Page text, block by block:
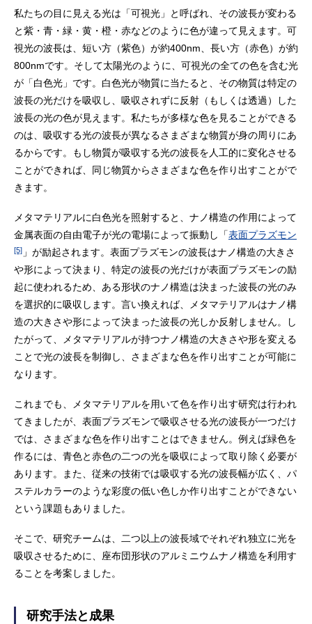
私たちの目に見える光は「可視光」と呼ばれ、その波長が変わる
と紫・青・緑・黄・橙・赤などのように色が違って見えます。可
視光の波長は、短い方（紫色）が約400nm、長い方（赤色）が約
800nmです。そして太陽光のように、可視光の全ての色を含む光
が「白色光」です。白色光が物質に当たると、その物質は特定の
波長の光だけを吸収し、吸収されずに反射（もしくは透過）した
波長の光の色が見えます。私たちが多様な色を見ることができる
のは、吸収する光の波長が異なるさまざまな物質が身の周りにあ
るからです。もし物質が吸収する光の波長を人工的に変化させる
ことができれば、同じ物質からさまざまな色を作り出すことがで
きます。
メタマテリアルに白色光を照射すると、ナノ構造の作用によって
金属表面の自由電子が光の電場によって振動し「表面プラズモン
[5] 」が励起されます。表面プラズモンの波長はナノ構造の大きさ
や形によって決まり、特定の波長の光だけが表面プラズモンの励
起に使われるため、ある形状のナノ構造は決まった波長の光のみ
を選択的に吸収します。言い換えれば、メタマテリアルはナノ構
造の大きさや形によって決まった波長の光しか反射しません。し
たがって、メタマテリアルが持つナノ構造の大きさや形を変える
ことで光の波長を制御し、さまざまな色を作り出すことが可能に
なります。
これまでも、メタマテリアルを用いて色を作り出す研究は行われ
てきましたが、表面プラズモンで吸収させる光の波長が一つだけ
では、さまざまな色を作り出すことはできません。例えば緑色を
作るには、青色と赤色の二つの光を吸収によって取り除く必要が
あります。また、従来の技術では吸収する光の波長幅が広く、パ
ステルカラーのような彩度の低い色しか作り出すことができない
という課題もありました。
そこで、研究チームは、二つ以上の波長域でそれぞれ独立に光を
吸収させるために、座布団形状のアルミニウムナノ構造を利用す
ることを考案しました。
研究手法と成果